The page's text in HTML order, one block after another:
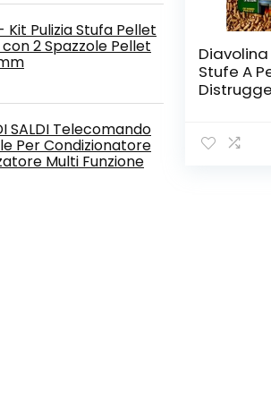
Pulizia Stufa Pellet
2 Spazzole Pellet
SALDI Telecomando
Per Condizionatore
Multi Funzione
Stufe A